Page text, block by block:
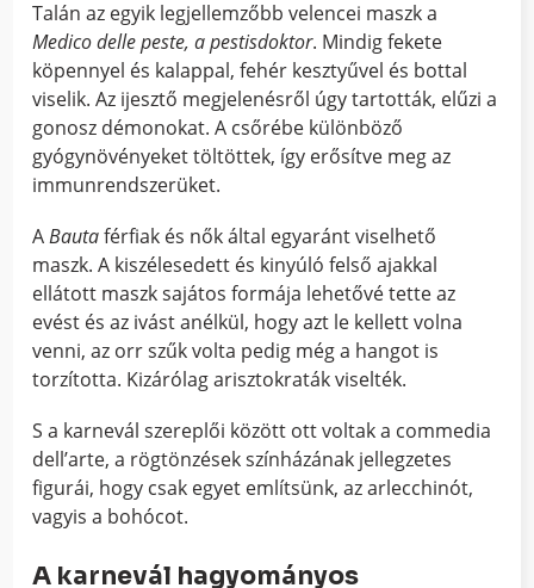
Talán az egyik legjellemzőbb velencei maszk a
Medico delle peste, a pestisdoktor. Mindig fekete
köpennyel és kalappal, fehér kesztyűvel és bottal
viselik. Az ijesztő megjelenésről úgy tartották, elűzi a
gonosz démonokat. A csőrébe különböző
gyógynövényeket töltöttek, így erősítve meg az
immunrendszerüket.
ABautaférfiak és nők által egyaránt viselhető
maszk. A kiszélesedett és kinyúló felső ajakkal
ellátott maszk sajátos formája lehetővé tette az
evést és az ivást anélkül, hogy azt le kellett volna
venni, az orr szűk volta pedig még a hangot is
torzította. Kizárólag arisztokraták viselték.
S a karnevál szereplői között ott voltak a commedia
dell’arte, a rögtönzések színházának jellegzetes
figurái, hogy csak egyet említsünk, az arlecchinót,
vagyis a bohócot.
A karnevál hagyományos